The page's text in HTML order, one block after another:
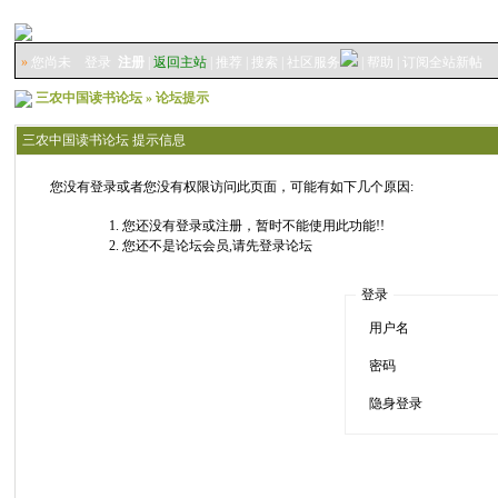
» 您尚未 登录 注册 |返回主站 推荐 搜索 社区服务 帮助 订阅全站新帖
三农中国读书论坛 » 论坛提示
三农中国读书论坛 提示信息
您没有登录或者您没有权限访问此页面，可能有如下几个原因:
您还没有登录或注册，暂时不能使用此功能!!
您还不是论坛会员,请先登录论坛
登录
用户名
密码
隐身登录